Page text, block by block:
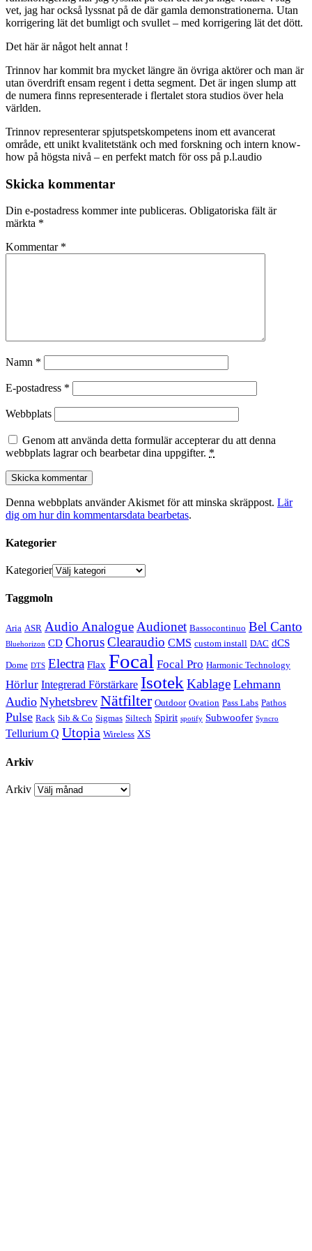
vet, jag har också lyssnat på de där gamla demonstrationerna. Utan
korrigering lät det bumligt och svullet – med korrigering lät det dött.
Det här är något helt annat !
Trinnov har kommit bra mycket längre än övriga aktörer och man är
utan överdrift ensam regent i detta segment. Det är ingen slump att
de numera finns representerade i flertalet stora studios över hela
världen.
Trinnov representerar spjutspetskompetens inom ett avancerat
område, ett unikt kvalitetstänk och med forskning och intern know-
how på högsta nivå – en perfekt match för oss på p.l.audio
Skicka kommentar
Din e-postadress kommer inte publiceras. Obligatoriska fält är
märkta *
Kommentar *
Namn *
E-postadress *
Webbplats
Genom att använda detta formulär accepterar du att denna
webbplats lagrar och bearbetar dina uppgifter. *
Denna webbplats använder Akismet för att minska skräppost. Lär
dig om hur din kommentarsdata bearbetas.
Kategorier
Kategorier
Taggmoln
Aria ASR Audio AnalogueAudionet Bassocontinuo Bel Canto
Bluehorizon CD ChorusClearaudio CMS custom install DAC dCS
Dome DTS Electra Flax Focal Focal Pro Harmonic Technology
Hörlur Integrerad Förstärkare Isotek Kablage Lehmann
Audio Nyhetsbrev Nätfilter Outdoor Ovation Pass Labs Pathos
Pulse Rack Sib & Co Sigmas Siltech Spirit spotify Subwoofer Syncro
Tellurium Q Utopia Wireless XS
Arkiv
Arkiv